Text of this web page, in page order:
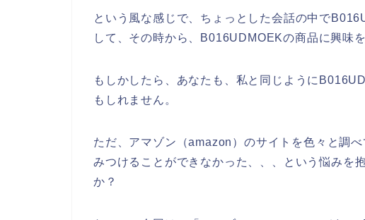
という風な感じで、ちょっとした会話の中で
して、その時から、B016UDMOEKの商品に興味
もしかしたら、あなたも、私と同じように
もしれません。
ただ、アマゾン（amazon）のサイトを色々と調
みつけることができなかった、、、という悩みを
か？